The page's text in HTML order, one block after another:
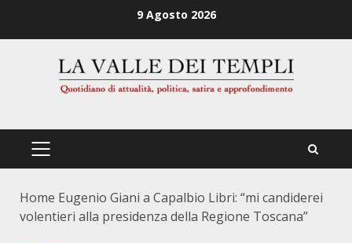
9 Agosto 2026
PRIMÄRES
Home Eugenio Giani a Capalbio Libri: “mi candiderei
volentieri alla presidenza della Regione Toscana”